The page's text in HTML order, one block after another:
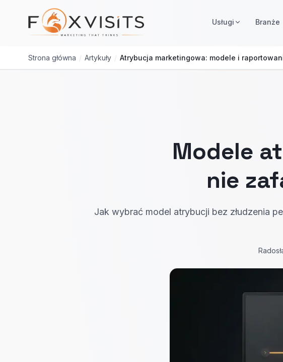
Przejdź do treści głównej
Usługi Branże
Strona główna / Artykuły / Atrybucja marketingowa: modele i
Modele
nie
Jak wybrać model atrybucji bez złudzenia